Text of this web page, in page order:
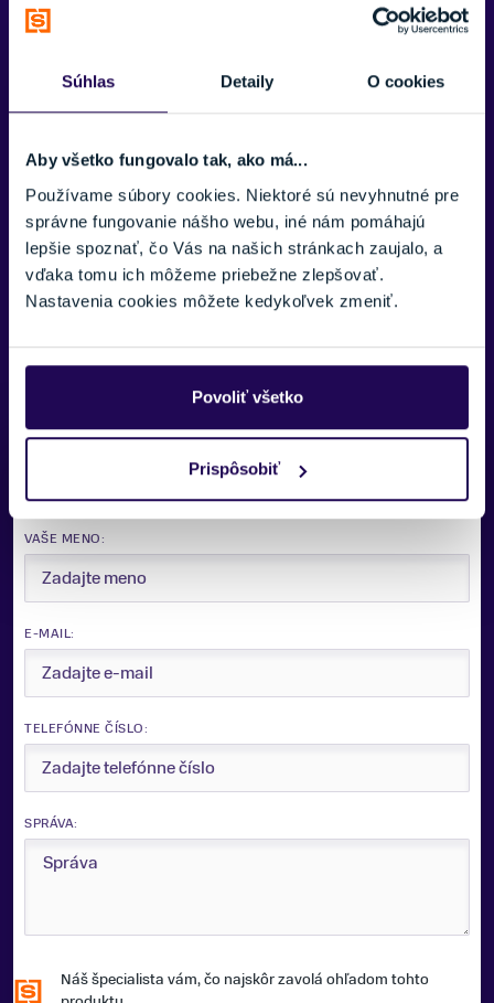
Súhlas Detaily O cookies
Aby všetko fungovalo tak, ako má...
Používame súbory cookies. Niektoré sú nevyhnutné pre
správne fungovanie nášho webu, iné nám pomáhajú
lepšie spoznať, čo Vás na našich stránkach zaujalo, a
vďaka tomu ich môžeme priebežne zlepšovať.
Nastavenia cookies môžete kedykoľvek zmeniť.
Povoliť všetko
Prispôsobiť
ZNAČKA
Zobraziť menej
DETAIL
Fit
Regular fit
Hlavný materiál
Polyamid
Výplň
Potrebujete viac informácii? Sme tu
VAŠE MENO:
E-MAIL:
TELEFÓNNE ČÍSLO:
SPRÁVA:
Náš špecialista vám, čo najskôr zavolá ohľadom tohto